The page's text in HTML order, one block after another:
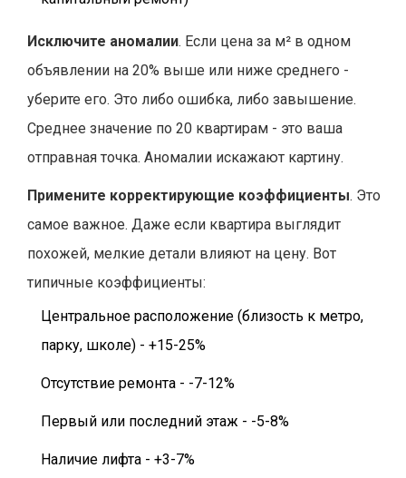
Исключите аномалии. Если цена за м² в одном
объявлении на 20% выше или ниже среднего -
уберите его. Это либо ошибка, либо завышение.
Среднее значение по 20 квартирам - это ваша
отправная точка. Аномалии искажают картину.
Примените корректирующие коэффициенты. Это
самое важное. Даже если квартира выглядит
похожей, мелкие детали влияют на цену. Вот
типичные коэффициенты:
Центральное расположение (близость к метро,
парку, школе) - +15-25%
Отсутствие ремонта - -7-12%
Первый или последний этаж - -5-8%
Наличие лифта - +3-7%